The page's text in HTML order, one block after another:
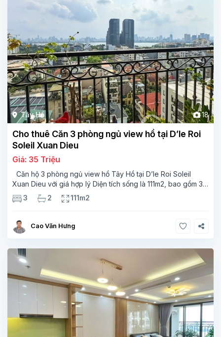
Tây Hồ 18
Cho thuê Căn 3 phòng ngủ view hồ tại D’le Roi
Soleil Xuan Dieu
Giá: 35 Triệu
Căn hộ 3 phòng ngủ view hồ Tây Hồ tại D’le Roi Soleil
Xuan Dieu với giá hợp lý Diện tích sống là 111m2, bao gồm 3
phòng ngủ, 2 phòng tắm, một ban công có kích thước tốt với
view
3 2 111m2
Cao Văn Hưng